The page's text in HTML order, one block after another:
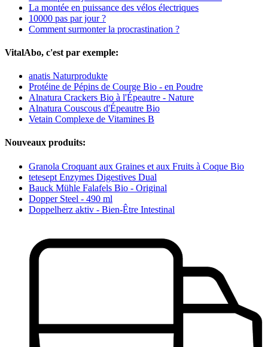
La montée en puissance des vélos électriques
10000 pas par jour ?
Comment surmonter la procrastination ?
VitalAbo, c'est par exemple:
anatis Naturprodukte
Protéine de Pépins de Courge Bio - en Poudre
Alnatura Crackers Bio à l'Épeautre - Nature
Alnatura Couscous d'Épeautre Bio
Vetain Complexe de Vitamines B
Nouveaux produits:
Granola Croquant aux Graines et aux Fruits à Coque Bio
tetesept Enzymes Digestives Dual
Bauck Mühle Falafels Bio - Original
Dopper Steel - 490 ml
Doppelherz aktiv - Bien-Être Intestinal